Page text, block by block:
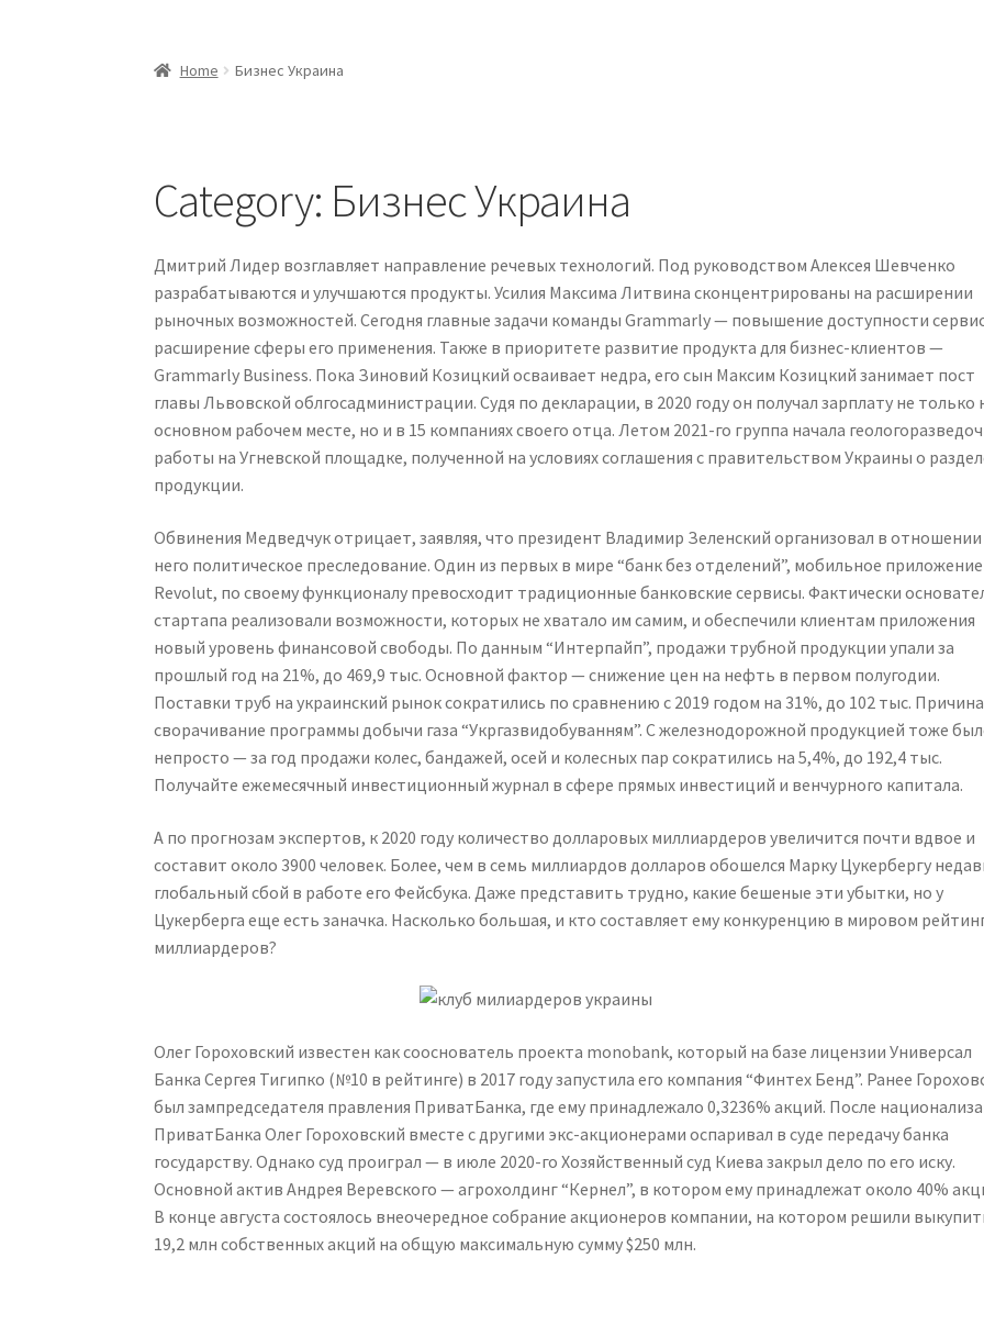
Home Бизнес Украина
Category: Бизнес Украина
Дмитрий Лидер возглавляет направление речевых технологий. Под руководством Алексея Шевченко
разрабатываются и улучшаются продукты. Усилия Максима Литвина сконцентрированы на расширении
рыночных возможностей. Сегодня главные задачи команды Grammarly — повышение доступности
расширение сферы его применения. Также в приоритете развитие продукта для бизнес-клиентов —
Grammarly Business. Пока Зиновий Козицкий осваивает недра, его сын Максим Козицкий занимает пост
главы Львовской облгосадминистрации. Судя по декларации, в 2020 году он получал зарплату не только
основном рабочем месте, но и в 15 компаниях своего отца. Летом 2021-го группа начала
работы на Угневской площадке, полученной на условиях соглашения с правительством Украины о
продукции.
Обвинения Медведчук отрицает, заявляя, что президент Владимир Зеленский организовал в отношении
него политическое преследование. Один из первых в мире “банк без отделений”, мобильное приложение
Revolut, по своему функционалу превосходит традиционные банковские сервисы. Фактически
стартапа реализовали возможности, которых не хватало им самим, и обеспечили клиентам приложения
новый уровень финансовой свободы. По данным “Интерпайп”, продажи трубной продукции упали за
прошлый год на 21%, до 469,9 тыс. Основной фактор — снижение цен на нефть в первом полугодии.
Поставки труб на украинский рынок сократились по сравнению с 2019 годом на 31%, до 102 тыс.
сворачивание программы добычи газа “Укргазвидобуванням”. С железнодорожной продукцией тоже
непросто — за год продажи колес, бандажей, осей и колесных пар сократились на 5,4%, до 192,4 тыс.
Получайте ежемесячный инвестиционный журнал в сфере прямых инвестиций и венчурного капитала.
А по прогнозам экспертов, к 2020 году количество долларовых миллиардеров увеличится почти вдвое и
составит около 3900 человек. Более, чем в семь миллиардов долларов обошелся Марку Цукербергу
глобальный сбой в работе его Фейсбука. Даже представить трудно, какие бешеные эти убытки, но у
Цукерберга еще есть заначка. Насколько большая, и кто составляет ему конкуренцию в мировом
миллиардеров?
Олег Гороховский известен как сооснователь проекта monobank, который на базе лицензии Универсал
Банка Сергея Тигипко (№10 в рейтинге) в 2017 году запустила его компания “Финтех Бенд”. Ранее
был зампредседателя правления ПриватБанка, где ему принадлежало 0,3236% акций. После
ПриватБанка Олег Гороховский вместе с другими экс-акционерами оспаривал в суде передачу банка
государству. Однако суд проиграл — в июле ­2020-го Хозяйственный суд Киева закрыл дело по его иску.
Основной актив Андрея Веревского — агрохолдинг “Кернел”, в котором ему принадлежат около 40%
В конце августа состоялось внеочередное собрание акционеров компании, на котором решили
19,2 млн собственных акций на общую максимальную сумму $250 млн.